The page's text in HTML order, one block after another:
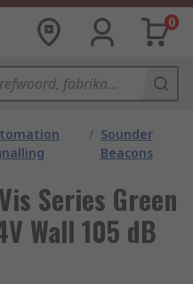
0
/ Sounder
Beacons
Series Green
Wall 105 dB